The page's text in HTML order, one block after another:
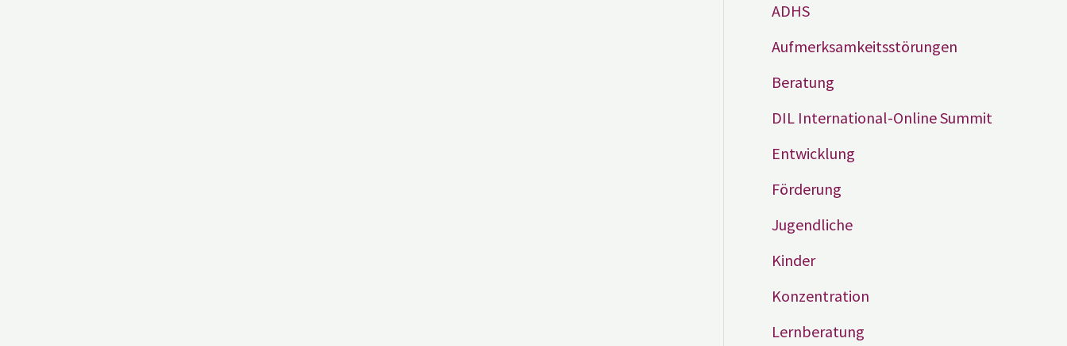
ADHS
Aufmerksamkeitsstörungen
Beratung
DIL International-Online Summit
Entwicklung
Förderung
Jugendliche
Kinder
Konzentration
Lernberatung